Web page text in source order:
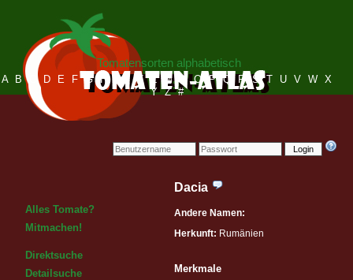
Login
Tomatensorten alphabetisch
A B C D E F G H I J K L M N O P Q R S T U V W X
Y Z #
Alles Tomate?
Mitmachen!
Direktsuche
Detailsuche
Dacia
Andere Namen:
Herkunft: Rumänien
Merkmale